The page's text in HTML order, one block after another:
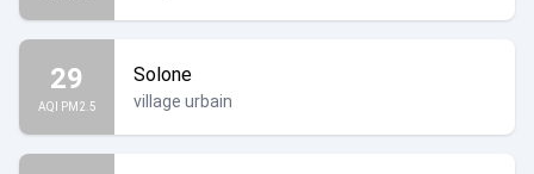
29
AQI PM2.5
Solone
village urbain